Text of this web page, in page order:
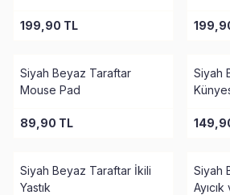
199,90 TL
Siyah Beyaz Taraftar
Mouse Pad
89,90 TL
Siyah
Siyah Beyaz Taraftar İkili
Yastık
Siyah